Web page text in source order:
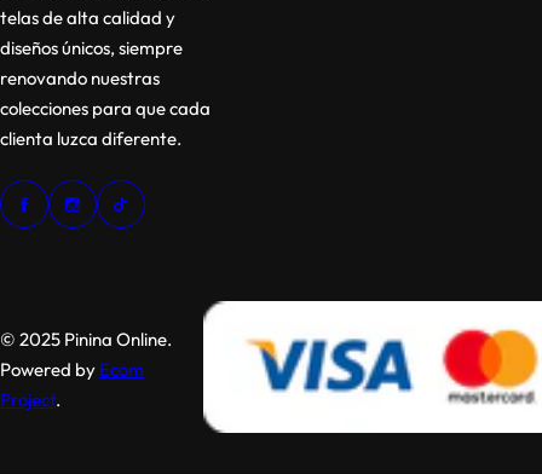
telas de alta calidad y
diseños únicos, siempre
renovando nuestras
colecciones para que cada
clienta luzca diferente.
© 2025 Pinina Online.
Powered by Ecom
Project.